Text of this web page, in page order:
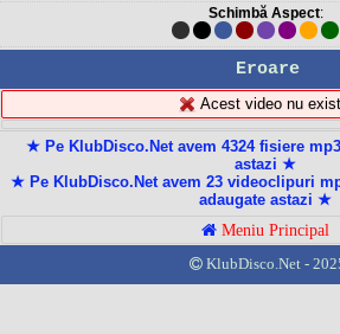
Schimbă Aspect:
Eroare
Acest video nu
★ Pe KlubDisco.Net avem 4324 fisiere
astazi ★
★ Pe KlubDisco.Net avem 23 videoclipuri
adaugate astazi ★
Meniu Principal
KlubDisco.Net -